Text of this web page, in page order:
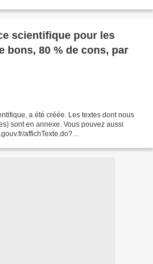
scientifique pour les
bons, 80 % de cons, par
a été créée. Les textes dont nous
sont en annexe. Vous pouvez aussi
affichTexte.do?